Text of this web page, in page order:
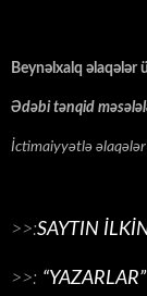
Beynəlxalq əlaqələr
Ədəbi tənqid
İctimaiyyətlə
>>:SAYTIN
>>: